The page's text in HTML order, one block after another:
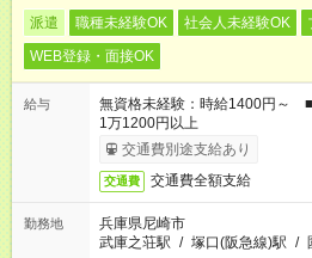
派遣 職種未経験OK 社会人未経験OK
WEB登録・面接OK
給与
無資格未経験：時給1400円
1万1200円以上
交通費別途支給あり
交通費 交通費全額支給
勤務地
兵庫県尼崎市
武庫之荘駅 / 塚口(阪急線)駅 /